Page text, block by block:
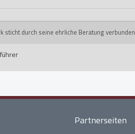
sticht durch seine ehrliche Beratung
Partnerseiten